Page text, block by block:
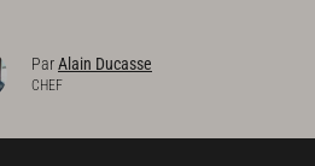
ParAlain Ducasse
CHEF